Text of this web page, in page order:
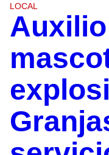
LOCAL